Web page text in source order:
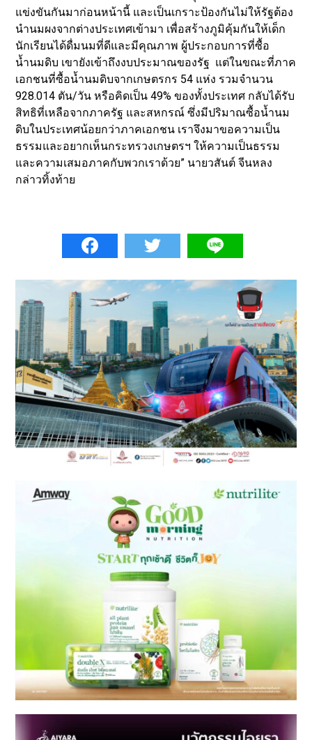
แข่งขันกันมาก่อนหน้านี้ และเป็นเกราะป้องกันไม่ให้รัฐต้อง
นำนมผงจากต่างประเทศเข้ามา เพื่อสร้างภูมิคุ้มกันให้เด็ก
นักเรียนได้ดื่มนมที่ดีและมีคุณภาพ ผู้ประกอบการที่ซื้อ
น้ำนมดิบ เขายังเข้าถึงงบประมาณของรัฐ แต่ในขณะที่ภาค
เอกชนที่ซื้อน้ำนมดิบจากเกษตรกร 54 แห่ง รวมจำนวน
928.014 ตัน/วัน หรือคิดเป็น 49% ของทั้งประเทศ กลับได้รับ
สิทธิที่เหลือจากภาครัฐ และสหกรณ์ ซึ่งมีปริมาณซื้อน้ำนม
ดิบในประเทศน้อยกว่าภาคเอกชน เราจึงมาขอความเป็น
ธรรมและอยากเห็นกระทรวงเกษตรฯ ให้ความเป็นธรรม
และความเสมอภาคกับพวกเราด้วย” นายวสันต์ จีนหลง
กล่าวทิ้งท้าย